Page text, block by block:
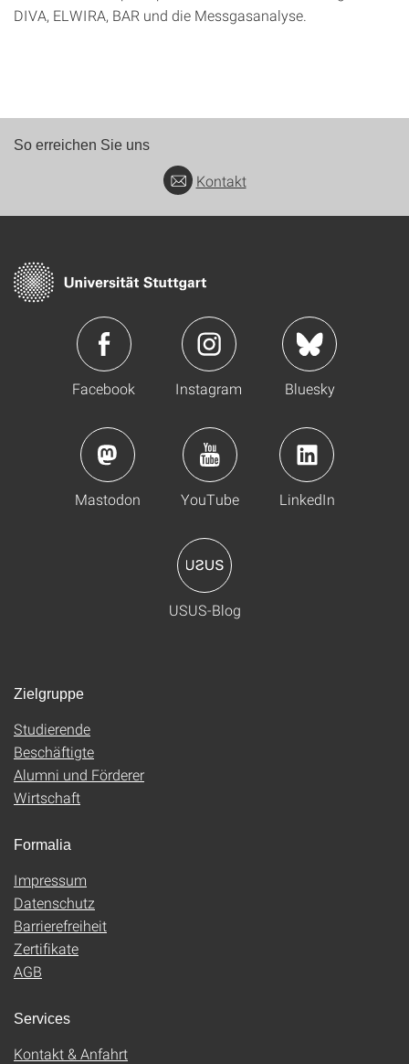
DIVA, ELWIRA, BAR und die Messgasanalyse.
So erreichen Sie uns
Kontakt
Facebook Instagram Bluesky
Mastodon YouTube LinkedIn
USUS-Blog
Zielgruppe
Studierende
Beschäftigte
Alumni und Förderer
Wirtschaft
Formalia
Impressum
Datenschutz
Barrierefreiheit
Zertifikate
AGB
Services
Kontakt & Anfahrt